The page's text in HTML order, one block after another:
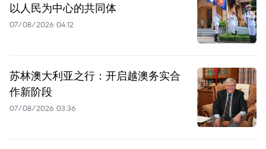
以人民为中心的共同体
07/08/2026 04:12
苏林澳大利亚之行：开启越澳务实合
作新阶段
07/08/2026 03:36